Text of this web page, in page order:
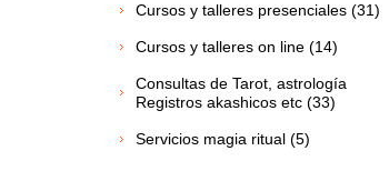
Cursos y talleres presenciales (31)
Cursos y talleres on line (14)
Consultas de Tarot, astrología
Registros akashicos etc (33)
Servicios magia ritual (5)